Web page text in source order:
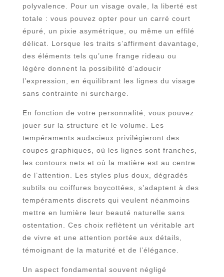
polyvalence. Pour un visage ovale, la liberté est
totale : vous pouvez opter pour un carré court
épuré, un pixie asymétrique, ou même un effilé
délicat. Lorsque les traits s’affirment davantage,
des éléments tels qu’une frange rideau ou
légère donnent la possibilité d’adoucir
l’expression, en équilibrant les lignes du visage
sans contrainte ni surcharge.
En fonction de votre personnalité, vous pouvez
jouer sur la structure et le volume. Les
tempéraments audacieux privilégieront des
coupes graphiques, où les lignes sont franches,
les contours nets et où la matière est au centre
de l’attention. Les styles plus doux, dégradés
subtils ou coiffures boycottées, s’adaptent à des
tempéraments discrets qui veulent néanmoins
mettre en lumière leur beauté naturelle sans
ostentation. Ces choix reflètent un véritable art
de vivre et une attention portée aux détails,
témoignant de la maturité et de l’élégance.
Un aspect fondamental souvent négligé